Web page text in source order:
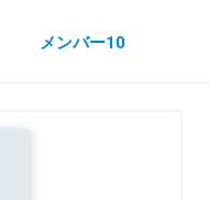
メンバー10